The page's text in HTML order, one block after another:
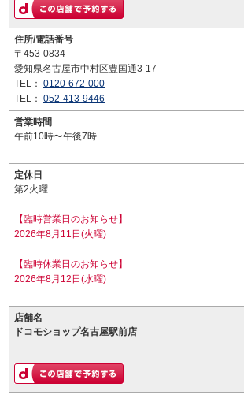
住所/電話番号
〒453-0834
愛知県名古屋市中村区豊国通3-17
TEL： 0120-672-000
TEL： 052-413-9446
営業時間
午前10時〜午後7時
定休日
第2火曜
【臨時営業日のお知らせ】
2026年8月11日(火曜)
【臨時休業日のお知らせ】
2026年8月12日(水曜)
店舗名
ドコモショップ名古屋駅前店